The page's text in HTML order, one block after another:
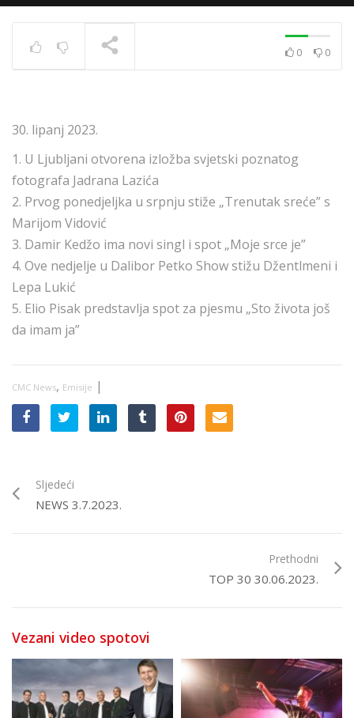
0 0
30. lipanj 2023.
1. U Ljubljani otvorena izložba svjetski poznatog
fotografa Jadrana Lazića
2. Prvog ponedjeljka u srpnju stiže „Trenutak sreće” s
Marijom Vidović
3. Damir Kedžo ima novi singl i spot „Moje srce je”
4. Ove nedjelje u Dalibor Petko Show stižu Džentlmeni i
Lepa Lukić
5. Elio Pisak predstavlja spot za pjesmu „Sto života još
da imam ja”
CMC News, Emisije |
Sljedeći
NEWS 3.7.2023.
Prethodni
TOP 30 30.06.2023.
Vezani video spotovi